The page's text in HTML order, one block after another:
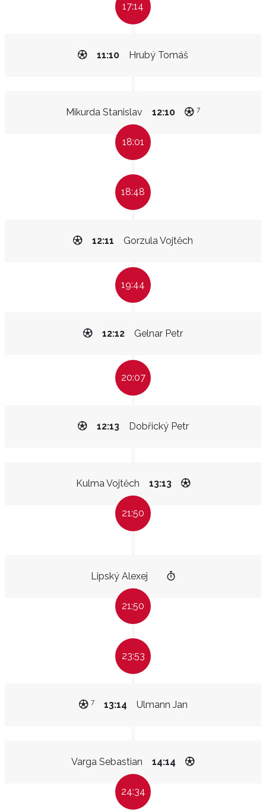
17:14
Hrubý Tomáš
11:10
Mikurda Stanislav 12:10 7
18:01
18:48
Gorzula Vojtěch
12:11
19:44
Gelnar Petr
12:12
20:07
Dobřický Petr
12:13
Kulma Vojtěch 13:13
21:50
Lipský Alexej
21:50
23:53
Ulmann Jan
13:14
7
Varga Sebastian 14:14
24:34